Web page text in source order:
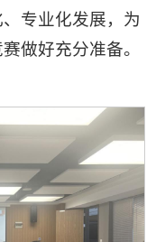
专业化发展，为
做好充分准备。